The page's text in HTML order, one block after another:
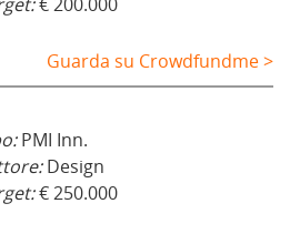
€ 200.000
Guarda su Crowdfundme >
PMI Inn.
Design
€ 250.000